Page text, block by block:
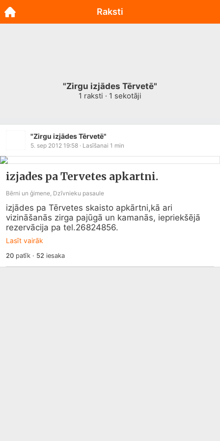
"Zirgu izjādes Tērvetē"
1 raksti · 1 sekotāji
"Zirgu izjādes Tērvetē"
5. sep 2012 19:58 · Lasīšanai 1 min
izjades pa Tervetes apkartni.
Bērni un ģimene, Dzīvnieku pasaule
izjādes pa Tērvetes skaisto apkārtni,kā ari
vizināšanās zirga pajūgā un kamanās, iepriekšējā
rezervācija pa tel.26824856.
Lasīt vairāk
20patīk · 52 iesaka
Raksti